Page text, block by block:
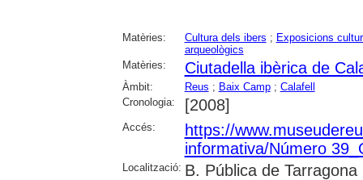
Matèries: Cultura dels ibers ; Exposicions
arqueològics
Matèries:
Ciutadella ibèrica de
Àmbit: Reus ; Baix Camp; Calafell
Cronologia:
[2008]
Accés:
https://
informativa/Número
Localització: B. Pública de Tarragona